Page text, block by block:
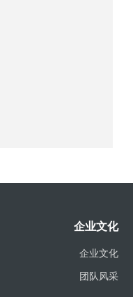
企业文化
企业文化
团队风采